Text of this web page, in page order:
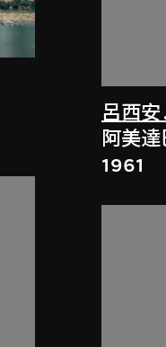
呂西
阿美
1961